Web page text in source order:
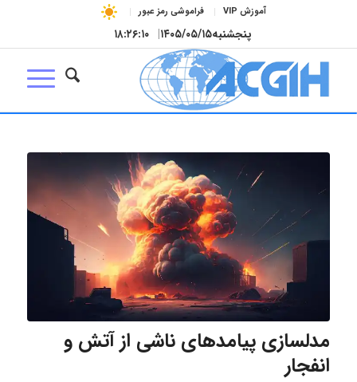
آموزش VIP فراموشی رمز عبور
پنجشنبه۱۴۰۵/۰۵/۱۵| ۱۸:۲۶:۱۱
مدلسازی پیامدهای ناشی از آتش و
انفجار